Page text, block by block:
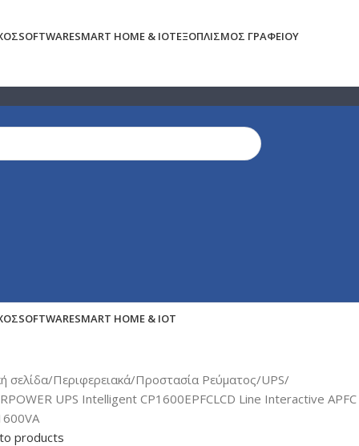
SOFTWARESMART HOME & IOTΕΞΟΠΛΙΣΜΌΣ ΓΡΑΦΕΊΟΥ
SOFTWARESMART HOME & IOT
σελίδα Περιφερειακά Προστασία Ρεύματος UPS
UPS Intelligent CP1600EPFCLCD Line Interactive APFC
products